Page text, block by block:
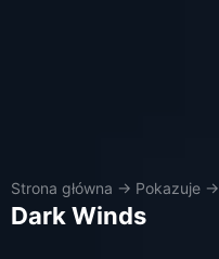
Strona główna → Pokazuje →
Dark Winds